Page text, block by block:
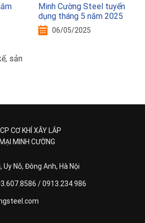
sản
Minh Cường Steel tuyển
dụng tháng 5 năm 2025
06/05/2025
CƠ KHÍ XÂY LẮP
MINH CƯỜNG
Uy Nỗ, Đông Anh, Hà Nội
/0913.234.986